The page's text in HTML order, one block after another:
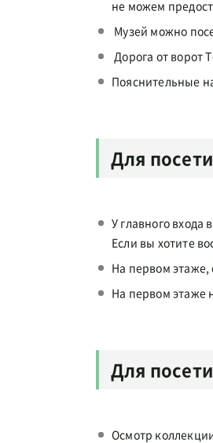
не можем
Музей можно
Дорога от ворот
Пояснительные
Для
У главного входа
Если вы хотите
На первом этаже,
На первом этаже
Для
Осмотр